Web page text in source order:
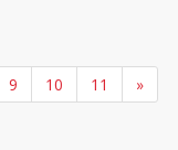
9 10 11 »